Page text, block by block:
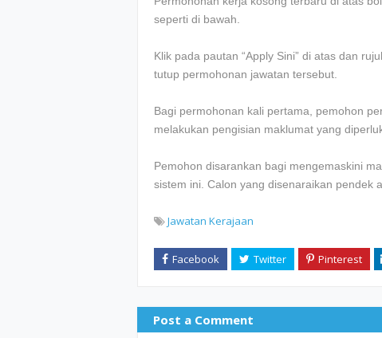
seperti di bawah.
Klik pada pautan “Apply Sini” di atas dan
tutup permohonan jawatan tersebut.
Bagi permohonan kali pertama, pemohon
melakukan pengisian maklumat yang
Pemohon disarankan bagi mengemaskini
sistem ini. Calon yang disenaraikan pendek
Jawatan Kerajaan
Post a Comment